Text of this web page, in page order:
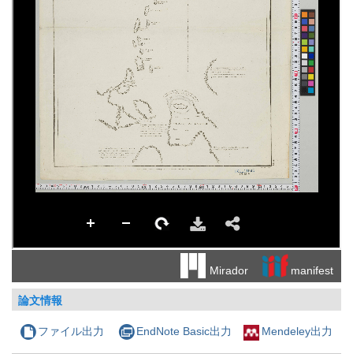
Mirador manifest
論文情報
ファイル出力 EndNote Basic出力 Mendeley出力